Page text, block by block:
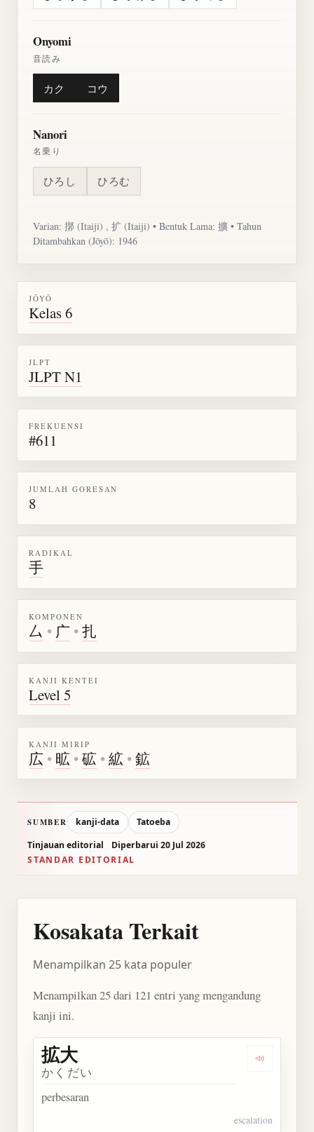
Onyomi
音読み
カク コウ
Nanori
名乗り
ひろし ひろむ
Varian: 㨯 (Itaiji) , 扩 (Itaiji) • Bentuk Lama: 擴 • Tahun
Ditambahkan (Jōyō): 1946
JŌYŌ
Kelas 6
JLPT
JLPT N1
FREKUENSI
#611
JUMLAH GORESAN
8
RADIKAL
手
KOMPONEN
厶 • 广 •扎
KANJI KENTEI
Level 5
KANJI MIRIP
広 • 昿 •砿 •絋 •鉱
SUMBER kanji-data
Tatoeba
Tinjauan editorial
Diperbarui 20 Jul 2026
STANDAR EDITORIAL
Kosakata Terkait
Menampilkan 25 kata populer
Menampilkan 25 dari 121 entri yang mengandung
kanji ini.
Dengarkan
拡大
かくだい
perbesaran
escalation